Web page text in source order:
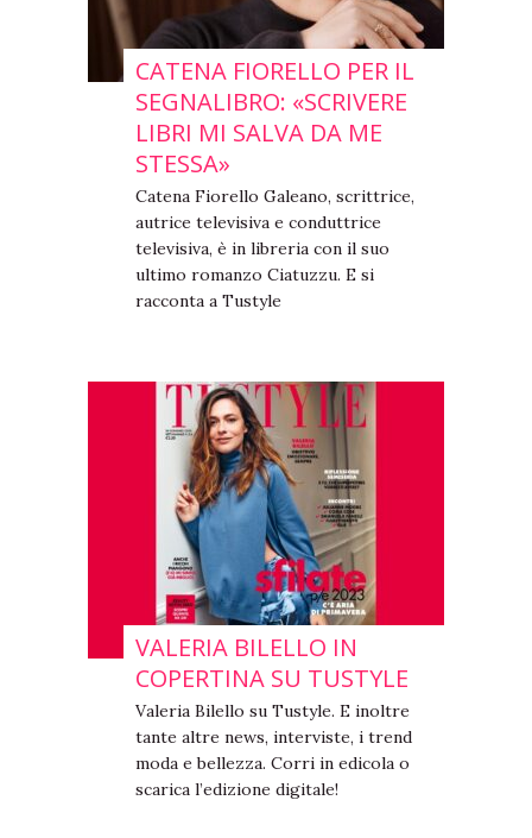
CATENA FIORELLO PER IL
SEGNALIBRO: «SCRIVERE
LIBRI MI SALVA DA ME
STESSA»
Catena Fiorello Galeano, scrittrice,
autrice televisiva e conduttrice
televisiva, è in libreria con il suo
ultimo romanzo Ciatuzzu. E si
racconta a Tustyle
VALERIA BILELLO IN
COPERTINA SU TUSTYLE
Valeria Bilello su Tustyle. E inoltre
tante altre news, interviste, i trend
moda e bellezza. Corri in edicola o
scarica l’edizione digitale!